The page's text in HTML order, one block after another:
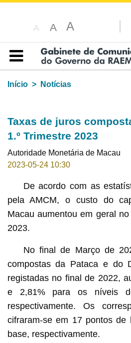
A A A
Índice
Início
Notícias
Taxas de juros
1.º Trimestre 2023
Autoridade Monetária de Macau
2023-05-24 10:30
De acordo com as
pela AMCM, o custo do
Macau aumentou em geral
2023.
No final de Março de
compostas da Pataca e do
registadas no final de 2022,
e 2,81% para os níveis
respectivamente. Os
cifraram-se em 17 pontos
base, respectivamente.